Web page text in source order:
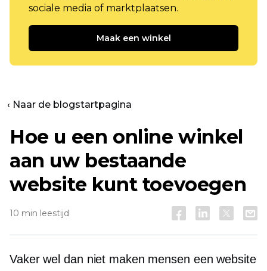
sociale media of marktplaatsen.
Maak een winkel
‹ Naar de blogstartpagina
Hoe u een online winkel
aan uw bestaande
website kunt toevoegen
10 min leestijd
Vaker wel dan niet maken mensen een website